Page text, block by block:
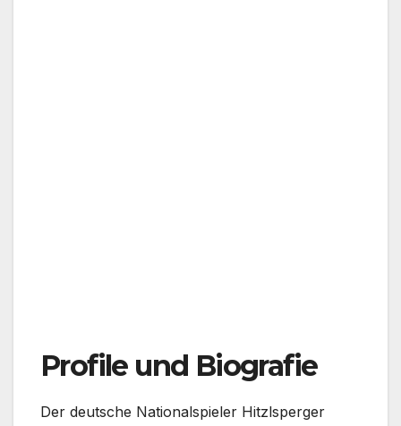
Profile und Biografie
Der deutsche Nationalspieler Hitzlsperger